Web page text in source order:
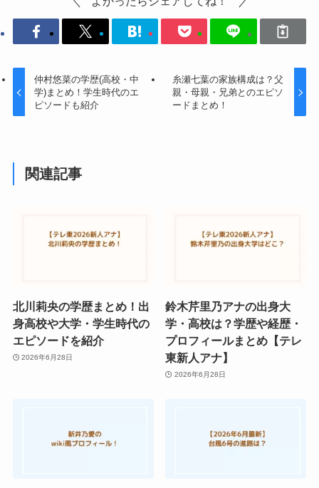
仲村悠菜の学歴(高校・中
学)まとめ！学生時代のエ
ピソードも紹介
糸瀬七葉の家族構成は？父
親・母親・兄弟とのエピソ
ードまとめ！
関連記事
北川莉央の学歴まとめ！出
身高校や大学・学生時代の
エピソードを紹介
2026年6月28日
鈴木芹里乃アナの出身大
学・高校は？学歴や経歴・
プロフィールまとめ【テレ
東新人アナ】
2026年6月28日